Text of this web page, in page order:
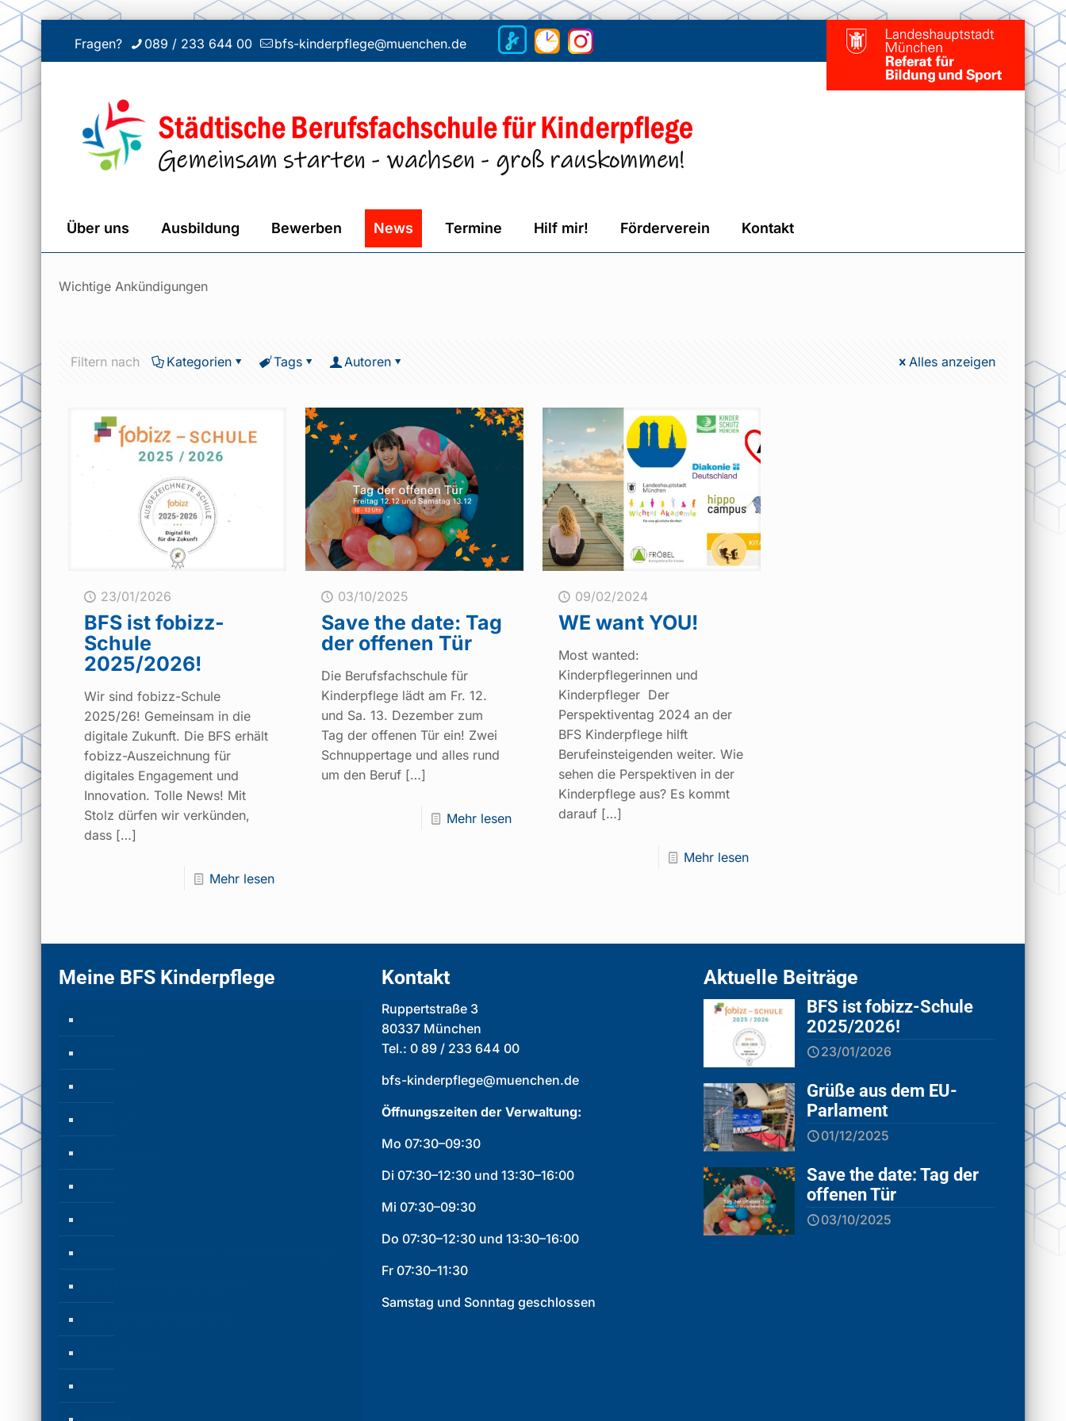
Fragen? 089 / 233 644 00 bfs-kinderpflege@muenchen.de
Über uns Ausbildung Bewerben News Termine Hilf mir! Förderverein Kontakt
Wichtige Ankündigungen
Filtern nach Kategorien Tags Autoren Alles anzeigen
23/01/2026
BFS ist fobizz-
Schule
2025/2026!
Wir sind fobizz-Schule
2025/26! Gemeinsam in die
digitale Zukunft. Die BFS erhält
fobizz-Auszeichnung für
digitales Engagement und
Innovation. Tolle News! Mit
Stolz dürfen wir verkünden,
dass[…]
Mehr lesen
03/10/2025
Save the date: Tag
der offenen Tür
Die Berufsfachschule für
Kinderpflege lädt am Fr. 12.
und Sa. 13. Dezember zum
Tag der offenen Tür ein! Zwei
Schnuppertage und alles rund
um den Beruf[…]
Mehr lesen
09/02/2024
WE want YOU!
Most wanted:
Kinderpflegerinnen und
Kinderpfleger Der
Perspektiventag 2024 an der
BFS Kinderpflege hilft
Berufeinsteigenden weiter. Wie
sehen die Perspektiven in der
Kinderpflege aus? Es kommt
darauf[…]
Mehr lesen
Meine BFS Kinderpflege Kontakt
Ruppertstraße 3
80337 München
Tel.: 0 89 / 233 644 00
bfs-kinderpflege@muenchen.de
Öffnungszeiten der Verwaltung:
Mo 07:30–09:30
Di 07:30–12:30 und 13:30–16:00
Mi 07:30–09:30
Do 07:30–12:30 und 13:30–16:00
Fr 07:30–11:30
Samstag und Sonntag geschlossen
Aktuelle Beiträge
BFS ist fobizz-Schule
2025/2026!
23/01/2026
Grüße aus dem EU-
Parlament
01/12/2025
Save the date: Tag der
offenen Tür
03/10/2025